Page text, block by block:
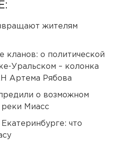
жителям
кланов: о политической
Уральском – колонка
Артема Рябова
о возможном
реки Миасс
что